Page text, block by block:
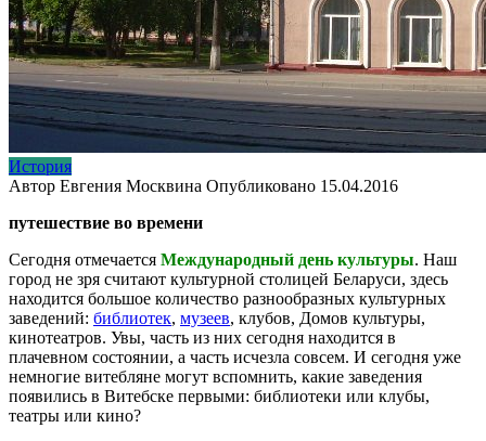
История
Автор Евгения Москвина Опубликовано 15.04.2016
путешествие во времени
Сегодня отмечается Международный день культуры. Наш
город не зря считают культурной столицей Беларуси, здесь
находится большое количество разнообразных культурных
заведений: библиотек, музеев, клубов, Домов культуры,
кинотеатров. Увы, часть из них сегодня находится в
плачевном состоянии, а часть исчезла совсем. И сегодня уже
немногие витебляне могут вспомнить, какие заведения
появились в Витебске первыми: библиотеки или клубы,
театры или кино?